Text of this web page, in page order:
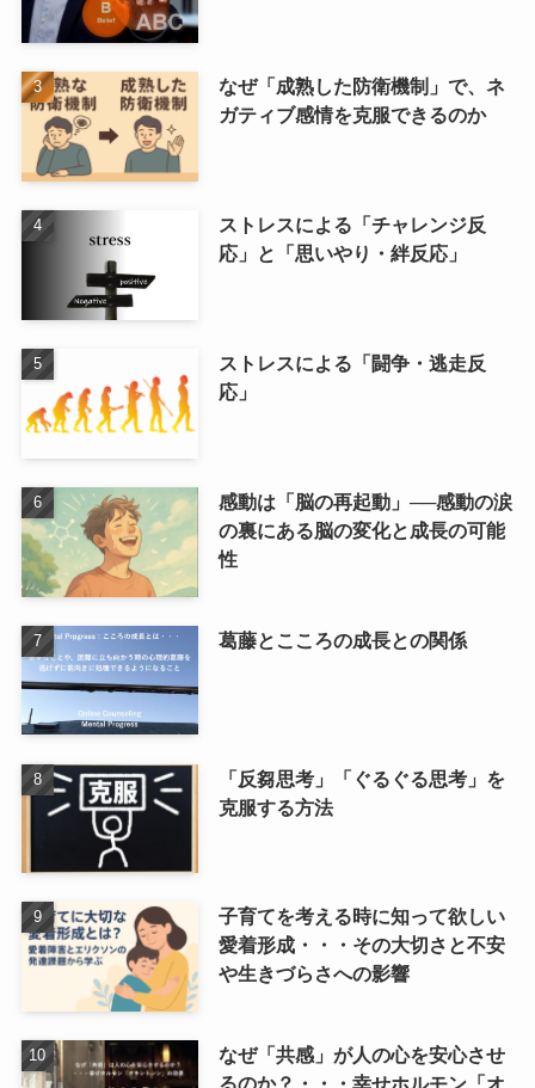
なぜ「成熟した防衛機制」で、ネ
ガティブ感情を克服できるのか
ストレスによる「チャレンジ反
応」と「思いやり・絆反応」
ストレスによる「闘争・逃走反
応」
感動は「脳の再起動」──感動の涙
の裏にある脳の変化と成長の可能
性
葛藤とこころの成長との関係
「反芻思考」「ぐるぐる思考」を
克服する方法
子育てを考える時に知って欲しい
愛着形成・・・その大切さと不安
や生きづらさへの影響
なぜ「共感」が人の心を安心させ
るのか？・・・幸せホルモン「オ